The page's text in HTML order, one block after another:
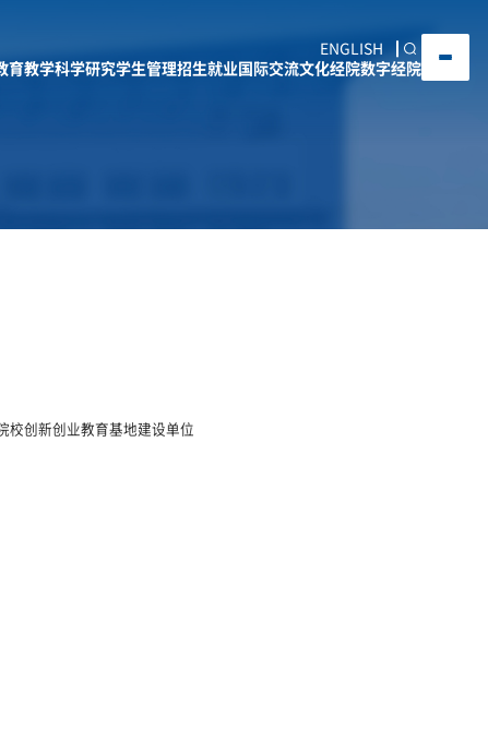
ENGLISH
育教学科学研究学生管理招生就业国际交流文化经院数字经院
校创新创​业教育基地建设单位